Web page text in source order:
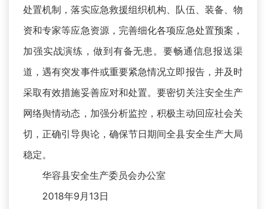
处置机制，落实应急救援组织机构、队伍、装备、物
资和专家等应急资源，完善细化各项应急处置预案，
加强实战演练，做到有备无患。要畅通信息报送渠
道，遇有突发事件或重要紧急情况立即报告，并及时
采取有效措施妥善应对和处置。要密切关注安全生产
网络舆情动态，加强分析监控，积极主动回应社会关
切，正确引导舆论，确保节日期间全县安全生产大局
稳定。
华容县安全生产委员会办公室
2018年9月13日